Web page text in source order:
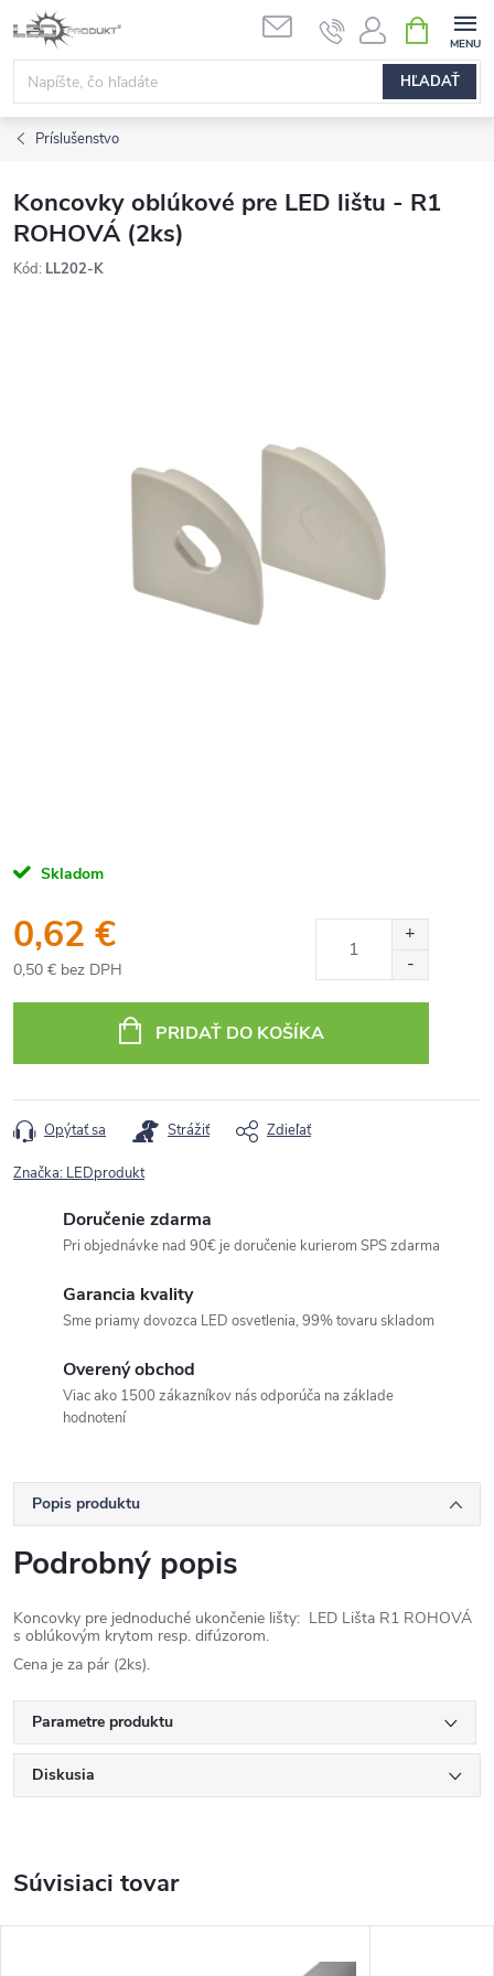
Prejsť
na
obsah
HĽADAŤ
KOŠÍK
Príslušenstvo
Koncovky oblúkové pre LED lištu - R1
ROHOVÁ (2ks)
Kód: LL202-K
Skladom
0,62 €
0,50 € bez DPH
cena:
PRIDAŤ DO KOŠÍKA
Opýtať sa Strážiť Zdieľať
Značka: LEDprodukt
Doručenie zdarma
Pri objednávke nad 90€ je doručenie kurierom SPS zdarma
Garancia kvality
Sme priamy dovozca LED osvetlenia, 99% tovaru skladom
Overený obchod
Viac ako 1500 zákazníkov nás odporúča na základe
hodnotení
Popis produktu
Podrobný popis
Koncovky pre jednoduché ukončenie lišty: LED Lišta R1 ROHOVÁ
s oblúkovým krytom resp. difúzorom.
Cena je za pár (2ks).
Parametre produktu
Diskusia
Súvisiaci tovar